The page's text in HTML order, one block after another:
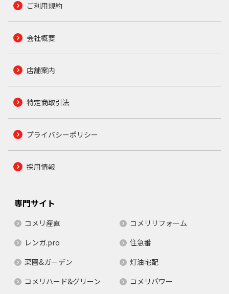
ご利用規約
会社概要
店舗案内
特定商取引法
プライバシーポリシー
採用情報
専門サイト
コメリ産直
コメリリフォーム
レンガ.pro
住急番
菜園&ガーデン
灯油宅配
コメリハード&グリーン
コメリパワー